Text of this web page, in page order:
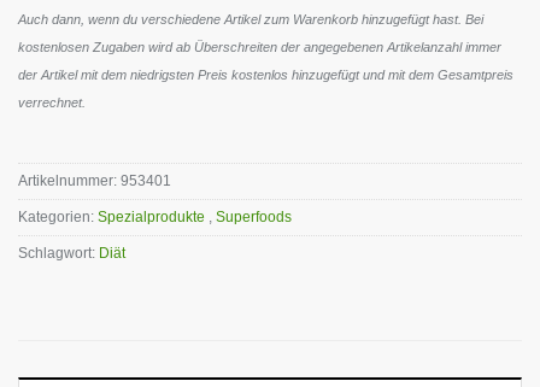
Auch dann, wenn du verschiedene Artikel zum Warenkorb hinzugefügt hast. Bei
kostenlosen Zugaben wird ab Überschreiten der angegebenen Artikelanzahl immer
der Artikel mit dem niedrigsten Preis kostenlos hinzugefügt und mit dem Gesamtpreis
verrechnet.
Artikelnummer: 953401
Kategorien: Spezialprodukte Superfoods
Schlagwort: Diät